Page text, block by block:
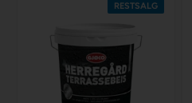
RESTSALG